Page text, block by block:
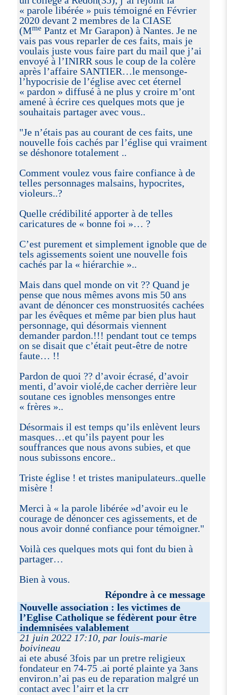
« parole libérée » puis témoigné en Février
2020 devant 2 membres de la CIASE
(Mme Pantz et Mr Garapon) à Nantes. Je ne
vais pas vous reparler de ces faits, mais je
voulais juste vous faire part du mail que j’ai
envoyé à l’INIRR sous le coup de la colère
après l’affaire SANTIER…le mensonge-
l’hypocrisie de l’église avec cet éternel
« pardon » diffusé à ne plus y croire m’ont
amené à écrire ces quelques mots que je
souhaitais partager avec vous..
"Je n’étais pas au courant de ces faits, une
nouvelle fois cachés par l’église qui vraiment
se déshonore totalement ..
Comment voulez vous faire confiance à de
telles personnages malsains, hypocrites,
violeurs..?
Quelle crédibilité apporter à de telles
caricatures de « bonne foi »… ?
C’est purement et simplement ignoble que de
tels agissements soient une nouvelle fois
cachés par la « hiérarchie »..
Mais dans quel monde on vit ?? Quand je
pense que nous mêmes avons mis 50 ans
avant de dénoncer ces monstruosités cachées
par les évêques et même par bien plus haut
personnage, qui désormais viennent
demander pardon.!!! pendant tout ce temps
on se disait que c’était peut-être de notre
faute… !!
Pardon de quoi ?? d’avoir écrasé, d’avoir
menti, d’avoir violé,de cacher derrière leur
soutane ces ignobles mensonges entre
« frères »..
Désormais il est temps qu’ils enlèvent leurs
masques…et qu’ils payent pour les
souffrances que nous avons subies, et que
nous subissons encore..
Triste église ! et tristes manipulateurs..quelle
misère !
Merci à « la parole libérée »d’avoir eu le
courage de dénoncer ces agissements, et de
nous avoir donné confiance pour témoigner."
Voilà ces quelques mots qui font du bien à
partager…
Bien à vous.
Répondre à ce message
Nouvelle association : les victimes de
l’Eglise Catholique se fédèrent pour être
indemnisées valablement
21 juin 2022 17:10, par louis-marie
boivineau
ai ete abusé 3fois par un pretre religieux
fondateur en 74-75 .ai porté plainte ya 3ans
environ.n’ai pas eu de reparation malgré un
contact avec l’airr et la crr